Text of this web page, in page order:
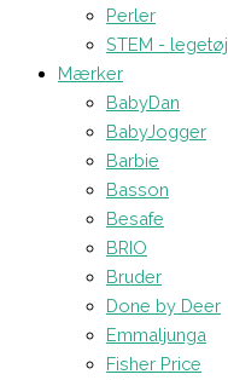
Perler
STEM - legetøj
Mærker
BabyDan
BabyJogger
Barbie
Basson
Besafe
BRIO
Bruder
Done by Deer
Emmaljunga
Fisher Price